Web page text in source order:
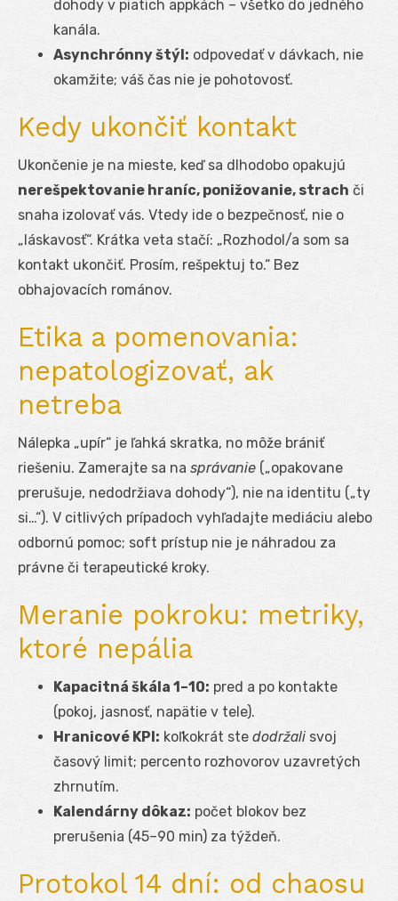
dohody v piatich appkách – všetko do jedného
kanála.
Asynchrónny štýl: odpovedať v dávkach, nie
okamžite; váš čas nie je pohotovosť.
Kedy ukončiť kontakt
Ukončenie je na mieste, keď sa dlhodobo opakujú
nerešpektovanie hraníc, ponižovanie, strach či
snaha izolovať vás. Vtedy ide o bezpečnosť, nie o
„láskavosť“. Krátka veta stačí: „Rozhodol/a som sa
kontakt ukončiť. Prosím, rešpektuj to.“ Bez
obhajovacích románov.
Etika a pomenovania:
nepatologizovať, ak
netreba
Nálepka „upír“ je ľahká skratka, no môže brániť
riešeniu. Zamerajte sa na správanie („opakovane
prerušuje, nedodržiava dohody“), nie na identitu („ty
si…“). V citlivých prípadoch vyhľadajte mediáciu alebo
odbornú pomoc; soft prístup nie je náhradou za
právne či terapeutické kroky.
Meranie pokroku: metriky,
ktoré nepália
Kapacitná škála 1–10: pred a po kontakte
(pokoj, jasnosť, napätie v tele).
Hranicové KPI: koľkokrát ste dodržali svoj
časový limit; percento rozhovorov uzavretých
zhrnutím.
Kalendárny dôkaz: počet blokov bez
prerušenia (45–90 min) za týždeň.
Protokol 14 dní: od chaosu